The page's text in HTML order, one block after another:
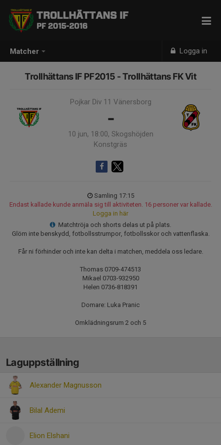
Matcher Logga in
TROLLHÄTTANS IF
PF 2015-2016
Trollhättans IF PF2015 - Trollhättans FK Vit
Pojkar Div 11 Vänersborg
-
10 jun, 18:00, Skogshöjden
Konstgräs
Samling 17:15
Endast kallade kunde anmäla sig till aktiviteten. 16 personer var kallade.
Logga in här
Matchtröja och shorts delas ut på plats.
Glöm inte benskydd, fotbollsstrumpor, fotbollsskor och vattenflaska.
Får ni förhinder och inte kan delta i matchen, meddela oss ledare.
Thomas 0709-474513
Mikael 0703-932950
Helen 0736-818391
Domare: Luka Pranic
Omklädningsrum 2 och 5
Laguppställning
Alexander Magnusson
Bilal Ademi
Elion Elshani